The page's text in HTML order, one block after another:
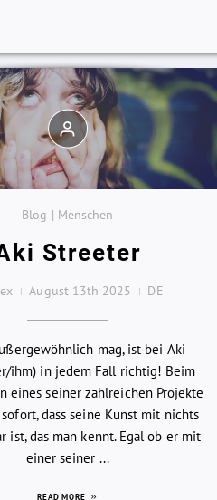
Blog | Menschen
Streeter
August 13th 2025 DE
mag, ist bei Aki
ihm) in jedem Fall richtig! Beim
eines seiner zahlreichen Projekte
dass seine Kunst mit nichts
ist, das man kennt. Egal ob er mit
einer seiner ...
READ MORE